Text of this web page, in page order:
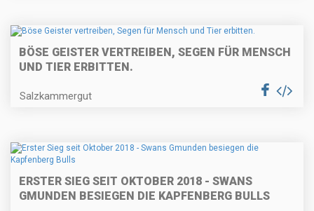
BÖSE GEISTER VERTREIBEN, SEGEN FÜR MENSCH
UND TIER ERBITTEN.
Salzkammergut
ERSTER SIEG SEIT OKTOBER 2018 - SWANS
GMUNDEN BESIEGEN DIE KAPFENBERG BULLS